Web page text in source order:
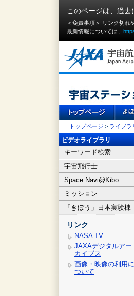
このページは、過
＜免責事項＞ リンク切れ
最新情報については、
トップページ > ライブラ
ビデオライブラリ
キーワード検索
宇宙飛行士
Space Navi@Kibo
ミッション
「きぼう」日本実験棟
リンク
NASA TV
JAXAデジタルアー
カイブス
画像・映像の利用に
ついて